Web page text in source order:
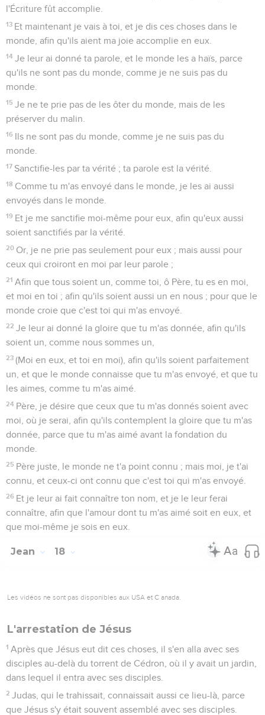
l'Écriture fût accomplie.
13 Et maintenant je vais à toi, et je dis ces choses dans le
monde, afin qu'ils aient ma joie accomplie en eux.
14 Je leur ai donné ta parole, et le monde les a haïs, parce
qu'ils ne sont pas du monde, comme je ne suis pas du
monde.
15 Je ne te prie pas de les ôter du monde, mais de les
préserver du malin.
16 Ils ne sont pas du monde, comme je ne suis pas du
monde.
17 Sanctifie-les par ta vérité ; ta parole est la vérité.
18 Comme tu m'as envoyé dans le monde, je les ai aussi
envoyés dans le monde.
19 Et je me sanctifie moi-même pour eux, afin qu'eux aussi
soient sanctifiés par la vérité.
20 Or, je ne prie pas seulement pour eux ; mais aussi pour
ceux qui croiront en moi par leur parole ;
21 Afin que tous soient un, comme toi, ô Père, tu es en moi,
et moi en toi ; afin qu'ils soient aussi un en nous ; pour que le
monde croie que c'est toi qui m'as envoyé.
22 Je leur ai donné la gloire que tu m'as donnée, afin qu'ils
soient un, comme nous sommes un,
23 (Moi en eux, et toi en moi), afin qu'ils soient parfaitement
un, et que le monde connaisse que tu m'as envoyé, et que tu
les aimes, comme tu m'as aimé.
24 Père, je désire que ceux que tu m'as donnés soient avec
moi, où je serai, afin qu'ils contemplent la gloire que tu m'as
donnée, parce que tu m'as aimé avant la fondation du
monde.
25 Père juste, le monde ne t'a point connu ; mais moi, je t'ai
connu, et ceux-ci ont connu que c'est toi qui m'as envoyé.
26 Et je leur ai fait connaître ton nom, et je le leur ferai
connaître, afin que l'amour dont tu m'as aimé soit en eux, et
que moi-même je sois en eux.
Jean 18
Les vidéos ne sont pas disponibles aux USA et C anada.
L'arrestation de Jésus
1 Après que Jésus eut dit ces choses, il s'en alla avec ses
disciples au-delà du torrent de Cédron, où il y avait un jardin,
dans lequel il entra avec ses disciples.
2 Judas, qui le trahissait, connaissait aussi ce lieu-là, parce
que Jésus s'y était souvent assemblé avec ses disciples.